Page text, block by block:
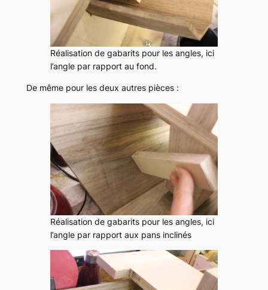
Réalisation de gabarits pour les angles, ici
l’angle par rapport au fond.
De même pour les deux autres pièces :
Réalisation de gabarits pour les angles, ici
l’angle par rapport aux pans inclinés